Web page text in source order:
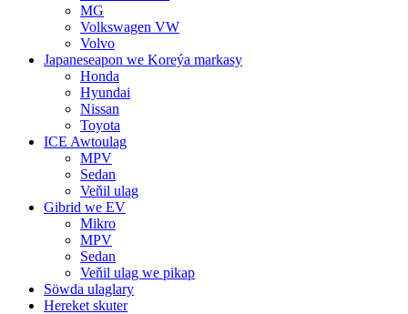
MG
Volkswagen VW
Volvo
Japaneseapon we Koreýa markasy
Honda
Hyundai
Nissan
Toyota
ICE Awtoulag
MPV
Sedan
Veňil ulag
Gibrid we EV
Mikro
MPV
Sedan
Veňil ulag we pikap
Söwda ulaglary
Hereket skuter